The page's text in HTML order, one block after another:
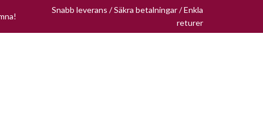
Snabb leverans / Säkra betalningar / Enkla
returer